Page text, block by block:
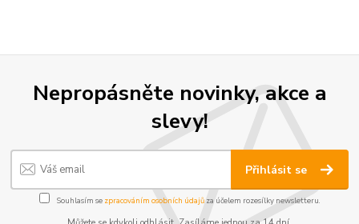
Nepropásněte novinky, akce a
slevy!
Přihlásit se
Souhlasím se zpracováním osobních údajůza účelem rozesílky newsletteru.